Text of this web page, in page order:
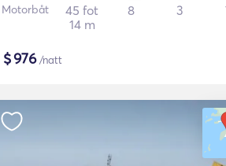
Motorbåt
45 fot
14 m
8 3
$976/natt